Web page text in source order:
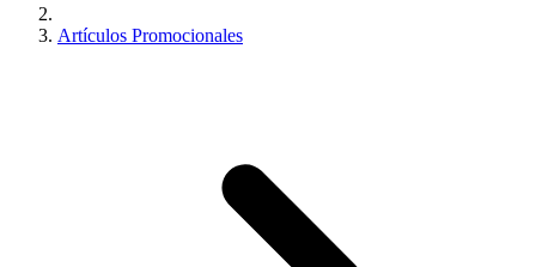
Artículos Promocionales